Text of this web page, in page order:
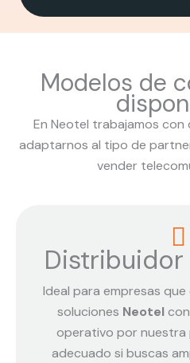
Modelos de
En Neotel trabajamos
adaptarnos al tipo de
vender
Ideal para empresas
soluciones Neotel
operativo por nuestra
adecuado si buscas